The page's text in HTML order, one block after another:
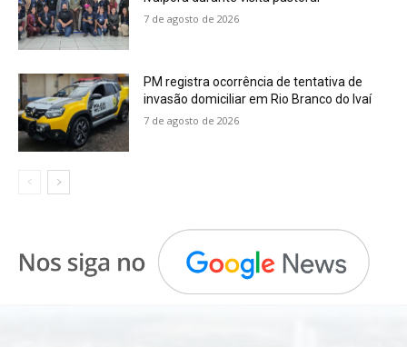
7 de agosto de 2026
PM registra ocorrência de tentativa de
invasão domiciliar em Rio Branco do Ivaí
7 de agosto de 2026